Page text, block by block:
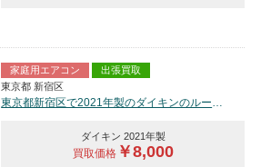
家庭用エアコン
出張買取
東京都 新宿区
ダイキン 2021年製
買取価格￥8,000